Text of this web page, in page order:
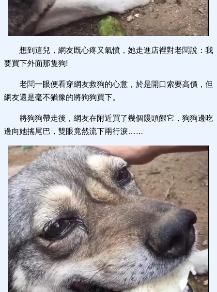
想到這兒，網友既心疼又氣憤，她走進店裡對老闆說：我
要買下外面那隻狗!
老闆一眼便看穿網友救狗的心意，於是開口索要高價，但
網友還是毫不猶豫的將狗狗買下。
將狗狗帶走後，網友在附近買了幾個饅頭餵它，狗狗邊吃
邊向她搖尾巴，雙眼竟然流下兩行淚……